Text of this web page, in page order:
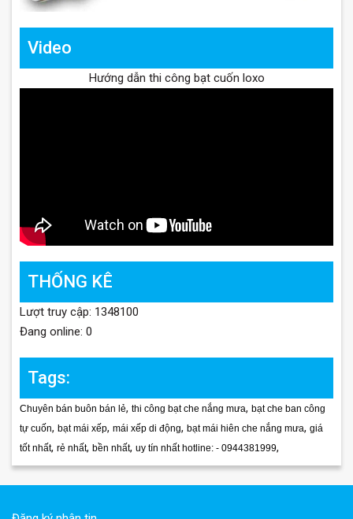
Video
Hướng dẫn thi công bạt cuốn loxo
THỐNG KÊ
Lượt truy cập: 1348100
Đang online: 0
Tags:
Chuyên bán buôn bán lẻ, thi công bạt che nắng mưa, bạt che ban công
tự cuốn, bạt mái xếp, mái xếp di động, bạt mái hiên che nắng mưa, giá
tốt nhất, rẻ nhất, bền nhất, uy tín nhất hotline: - 0944381999,